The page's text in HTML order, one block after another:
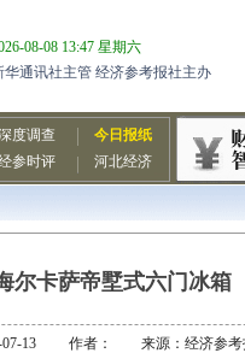
尔卡萨帝墅式六门冰箱
07-13 作者： 来源：经济参考